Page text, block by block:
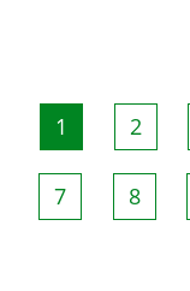
Pagination
目
前
頁
面
1
頁
面
2
頁
面
7
頁
面
8